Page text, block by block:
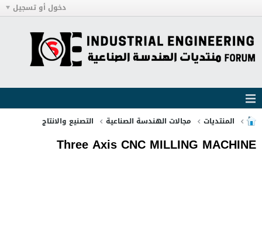
دخول أو تسجيل
المنتديات مجالات الهندسة الصناعية التصنيع والانتاج
Three Axis CNC MILLING MACHINE